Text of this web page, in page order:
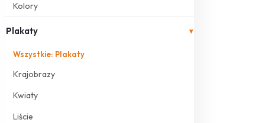
Kolory
Plakaty ▾
Wszystkie: Plakaty
Krajobrazy
Kwiaty
Liście